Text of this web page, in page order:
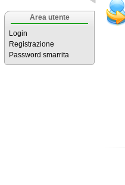
Area utente
Login
Registrazione
Password smarrita